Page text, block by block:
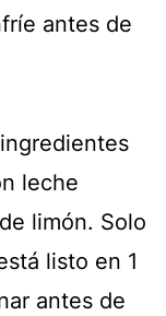
antes de
leche
limón. Solo
listo en 1
antes de